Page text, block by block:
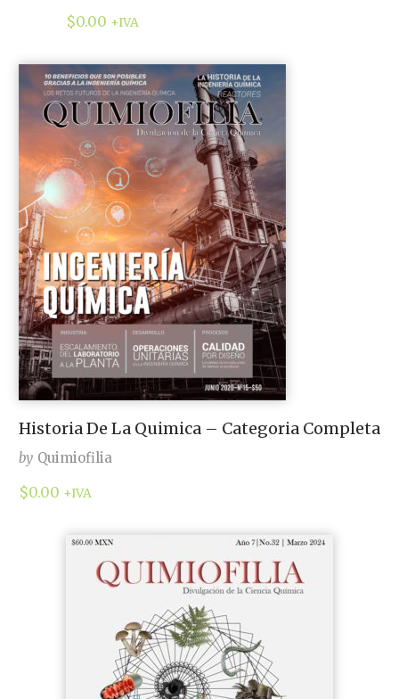
$0.00 +IVA
Historia De La Quimica – Categoria Completa
by Quimiofilia
$0.00 +IVA